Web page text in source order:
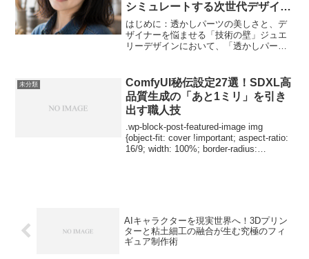
シミュレートする次世代デザイン
術
はじめに：透かしパーツの美しさと、デ
ザイナーを悩ませる「技術の壁」ジュエ
リーデザインにおいて、「透かしパーツ
かすその造形は、アンティークのような
気品と現代的な軽やかさを...
未分類
ComfyUI秘伝設定27選！SDXL高
品質生成の「あと1ミリ」を引き
出す職人技
.wp-block-post-featured-image img
{object-fit: cover !important; aspect-ratio:
16/9; width: 100%; border-radius:
AIキャラクターを現実世界へ！3Dプリン
ターと粘土細工の融合が生む究極のフィ
ギュア制作術